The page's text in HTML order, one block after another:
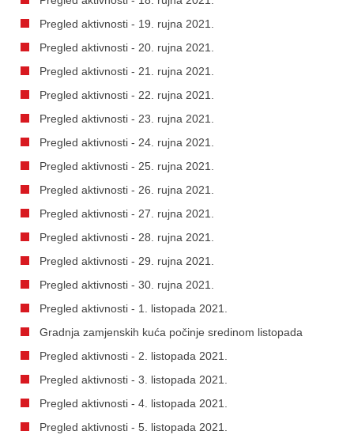
Pregled aktivnosti - 19. rujna 2021.
Pregled aktivnosti - 20. rujna 2021.
Pregled aktivnosti - 21. rujna 2021.
Pregled aktivnosti - 22. rujna 2021.
Pregled aktivnosti - 23. rujna 2021.
Pregled aktivnosti - 24. rujna 2021.
Pregled aktivnosti - 25. rujna 2021.
Pregled aktivnosti - 26. rujna 2021.
Pregled aktivnosti - 27. rujna 2021.
Pregled aktivnosti - 28. rujna 2021.
Pregled aktivnosti - 29. rujna 2021.
Pregled aktivnosti - 30. rujna 2021.
Pregled aktivnosti - 1. listopada 2021.
Gradnja zamjenskih kuća počinje sredinom listopada
Pregled aktivnosti - 2. listopada 2021.
Pregled aktivnosti - 3. listopada 2021.
Pregled aktivnosti - 4. listopada 2021.
Pregled aktivnosti - 5. listopada 2021.